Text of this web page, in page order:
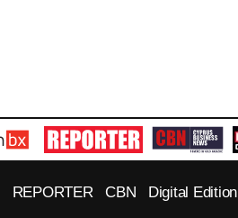
REPORTER CBN Digital Edition